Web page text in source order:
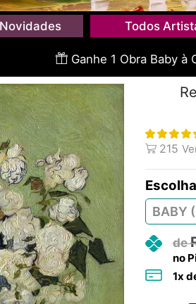
Todos
Ganhe 1 Obra Baby à
215
no
1x